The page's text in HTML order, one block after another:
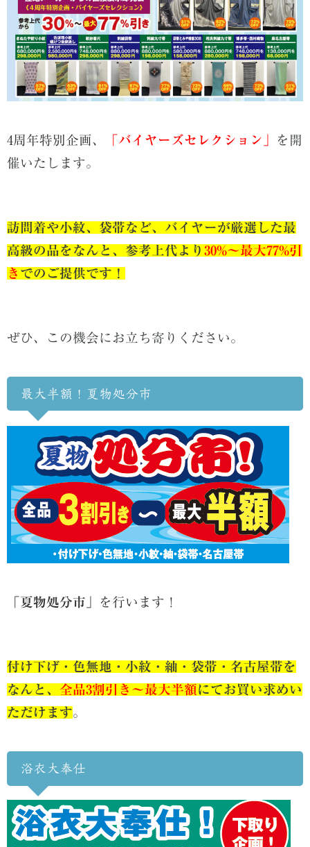
4周年特別企画、 「バイヤーズセレクション」
を開
催いたします。
訪問着や小紋、袋帯など、バイヤーが厳選した最
高級の品をなんと、 参考上代より 30%～最大77%引
き でのご提供です！
ぜひ、この機会にお立ち寄りください。
最大半額！夏物処分市
「夏物処分市」 を行います！
付け下げ・色無地・小紋・紬・袋帯・名古屋帯を
なんと、 全品3割引き～最大半額 にてお買い求めい
ただけます。
浴衣大奉仕